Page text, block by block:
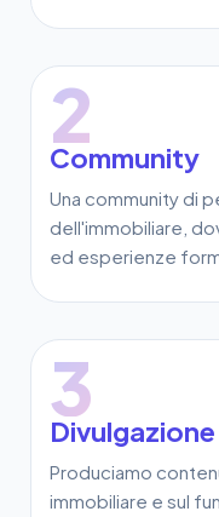
2
Community
Una community di
dell'immobiliare,
ed esperienze
3
Divulgazione
Produciamo
immobiliare e sul